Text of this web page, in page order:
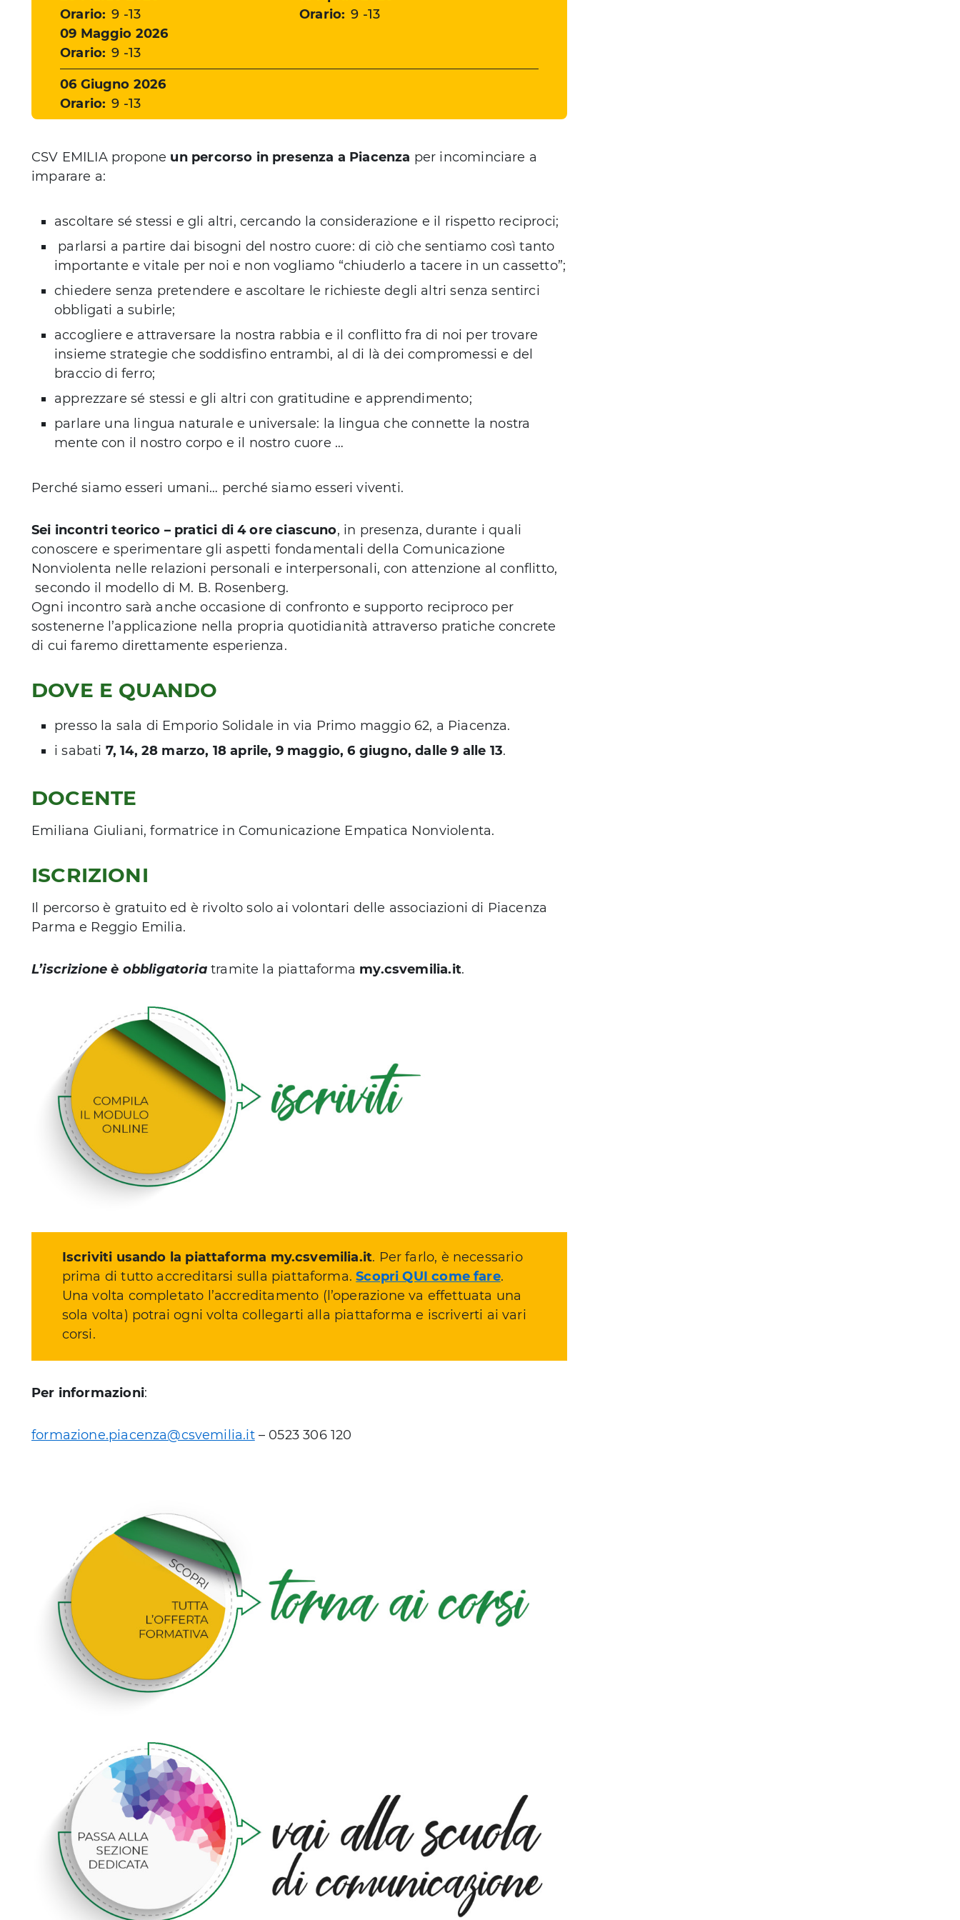
Orario: 9 -13
Orario: 9 -13
Data
09 Maggio 2026
Orario: 9 -13
Data
06 Giugno 2026
Orario: 9 -13
CSV EMILIA propone un percorso in presenza a Piacenza per incominciare a
imparare a:
ascoltare sé stessi e gli altri, cercando la considerazione e il rispetto reciproci;
parlarsi a partire dai bisogni del nostro cuore: di ciò che sentiamo così tanto
importante e vitale per noi e non vogliamo “chiuderlo a tacere in un cassetto”;
chiedere senza pretendere e ascoltare le richieste degli altri senza sentirci
obbligati a subirle;
accogliere e attraversare la nostra rabbia e il conflitto fra di noi per trovare
insieme strategie che soddisfino entrambi, al di là dei compromessi e del
braccio di ferro;
apprezzare sé stessi e gli altri con gratitudine e apprendimento;
parlare una lingua naturale e universale: la lingua che connette la nostra
mente con il nostro corpo e il nostro cuore …
Perché siamo esseri umani… perché siamo esseri viventi.
Sei incontri teorico – pratici di 4 ore ciascuno, in presenza, durante i quali
conoscere e sperimentare gli aspetti fondamentali della Comunicazione
Nonviolenta nelle relazioni personali e interpersonali, con attenzione al conflitto,
secondo il modello di M. B. Rosenberg.
Ogni incontro sarà anche occasione di confronto e supporto reciproco per
sostenerne l’applicazione nella propria quotidianità attraverso pratiche concrete
di cui faremo direttamente esperienza.
DOVE E QUANDO
presso la sala di Emporio Solidale in via Primo maggio 62, a Piacenza.
i sabati 7, 14, 28 marzo, 18 aprile, 9 maggio, 6 giugno, dalle 9 alle 13.
DOCENTE
Emiliana Giuliani, formatrice in Comunicazione Empatica Nonviolenta.
ISCRIZIONI
Il percorso è gratuito ed è rivolto solo ai volontari delle associazioni di Piacenza
Parma e Reggio Emilia.
L’iscrizione è obbligatoriatramite la piattaforma my.csvemilia.it.
Iscriviti usando la piattaforma my.csvemilia.it. Per farlo, è necessario
prima di tutto accreditarsi sulla piattaforma.Scopri QUI come fare.
Una volta completato l’accreditamento (l’operazione va effettuata una
sola volta) potrai ogni volta collegarti alla piattaforma e iscriverti ai vari
corsi.
Per informazioni:
formazione.piacenza@csvemilia.it– 0523 306 120